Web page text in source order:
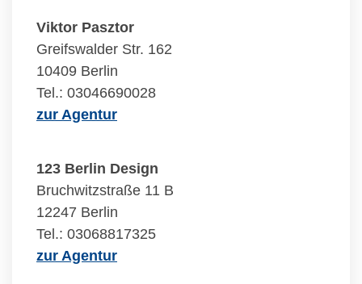
Viktor Pasztor
Greifswalder Str. 162
10409 Berlin
Tel.: 03046690028
zur Agentur
123 Berlin Design
Bruchwitzstraße 11 B
12247 Berlin
Tel.: 03068817325
zur Agentur